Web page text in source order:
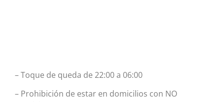
– Toque de queda de 22:00 a 06:00
– Prohibición de estar en domicilios con NO